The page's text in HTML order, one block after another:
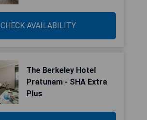
CHECK AVAILABILITY
The Berkeley Hotel
Pratunam - SHA Extra
Plus